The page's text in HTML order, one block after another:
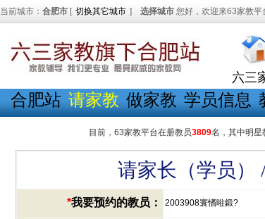
当前城市： 合肥市 [ 切换其它城市 ] 选择城市 您好，欢迎来63家教平
六三
合肥站 请家教 做家教 学员信息
目前，63家教平台在册教员3809名，其中明星
请家长（学员）
*我要预约的教员： 2003908寰愭暀鍛?